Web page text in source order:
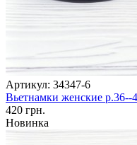
Артикул: 34347-6
Вьетнамки женские р.36--
420 грн.
Новинка